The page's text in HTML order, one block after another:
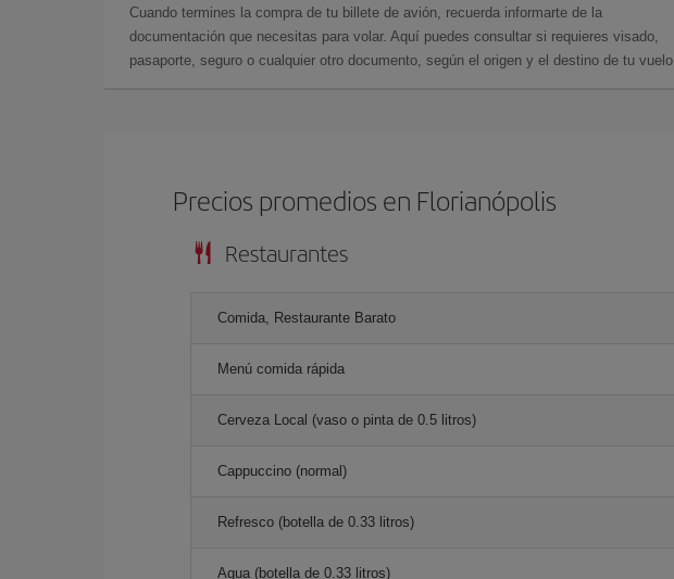
Cuando termines la compra de tu billete de avión, recuerda informarte de la
documentación que necesitas para volar. Aquí puedes consultar si requieres visado,
pasaporte, seguro o cualquier otro documento, según el origen y el destino de tu vuelo.
Precios promedios en Florianópolis
Restaurantes
Comida, Restaurante Barato
Menú comida rápida
Cerveza Local (vaso o pinta de 0.5 litros)
Cappuccino (normal)
Refresco (botella de 0.33 litros)
Agua (botella de 0.33 litros)